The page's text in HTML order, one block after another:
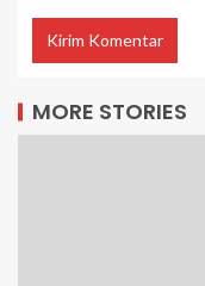
MORE STORIES